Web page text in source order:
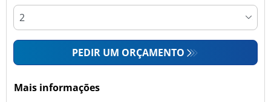
PEDIR UM ORÇAMENTO
Mais informações